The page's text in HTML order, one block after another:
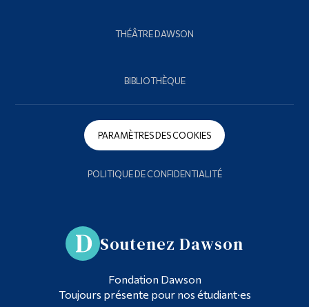
THÉÂTRE DAWSON
BIBLIOTHÈQUE
PARAMÈTRES DES COOKIES
POLITIQUE DE CONFIDENTIALITÉ
Soutenez Dawson
Fondation Dawson
Toujours présente pour nos étudiant·es